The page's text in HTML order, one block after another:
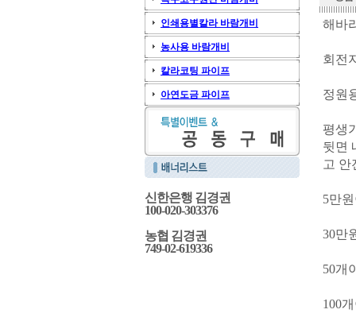
인쇄용별칼라 바람개비
농사용 바람개비
칼라코팅 파이프
아연도금 파이프
신한은행 김경권
100-020-303376
농협 김경권
749-02-619336
해바
회전
정원
평생
뒷면
고 안
5만
30만
50개
100